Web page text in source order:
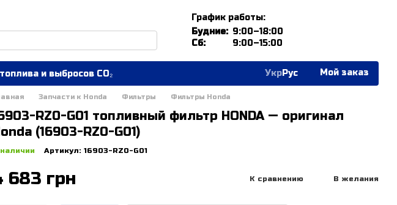
График работы:
Будние: 9:00–18:00
Сб:
9:00–15:00
и выбросов CO₂ УкрРус Мой заказ
Запчасти к Honda Фильтры Фильтры Honda
RZ0-G01 топливный фильтр HONDA — оригинал
(16903-RZ0-G01)
Артикул: 16903-RZ0-G01
683 грн К сравнению В желания